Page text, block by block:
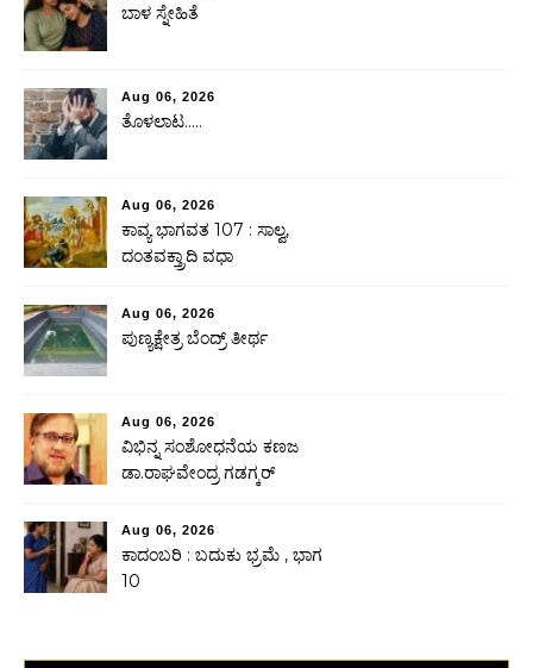
ಬಾಳ ಸ್ನೇಹಿತೆ
Aug 06, 2026
ತೊಳಲಾಟ…..
Aug 06, 2026
ಕಾವ್ಯ ಭಾಗವತ 107 : ಸಾಲ್ವ,
ದಂತವಕ್ತ್ರಾದಿ ವಧಾ
Aug 06, 2026
ಪುಣ್ಯಕ್ಷೇತ್ರ ಬೆಂದ್ರ್ ತೀರ್ಥ
Aug 06, 2026
ವಿಭಿನ್ನ ಸಂಶೋಧನೆಯ ಕಣಜ
ಡಾ.ರಾಘವೇಂದ್ರ ಗಡಗ್ಕರ್
Aug 06, 2026
ಕಾದಂಬರಿ : ಬದುಕು ಭ್ರಮೆ , ಭಾಗ
10